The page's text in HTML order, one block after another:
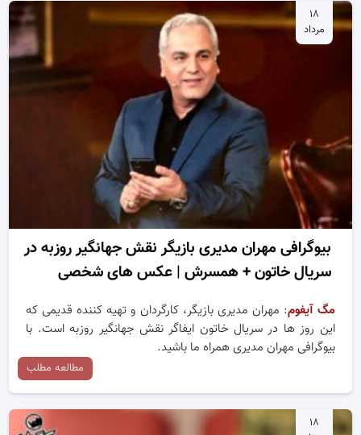
۱۸
مرداد
بیوگرافی مهران مدیری بازیگر نقش جهانگیر روزبه در
سریال خاتون + همسرش | عکس های شخصی
مگ آیفوم: مهران مدیری بازیگر، کارگردان و تهیه کننده قدیمی که
این روز ها در سریال خاتون ایفاگر نقش جهانگیر روزبه است. با
بیوگرافی مهران مدیری همراه ما باشید.
مطالعه مطلب
۱۸